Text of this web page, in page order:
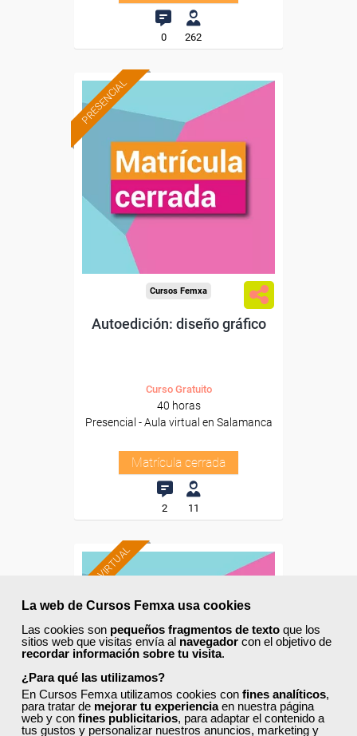
La web de Cursos Femxa usa cookies
Las cookies son pequeños fragmentos de texto que los
sitios web que visitas envía al navegador con el objetivo de
recordar información sobre tu visita.
¿Para qué las utilizamos?
En Cursos Femxa utilizamos cookies con fines analíticos,
para tratar de mejorar tu experienciaen nuestra página
web y con fines publicitarios, para adaptar el contenido a
tus gustos y personalizar nuestros anuncios, marketing y
0 262
PRESENCIAL
Cursos Femxa
Autoedición: diseño gráfico
Curso Gratuito
40 horas
Presencial - Aula virtual en Salamanca
Matrícula cerrada
2 11
AULA VIRTUAL